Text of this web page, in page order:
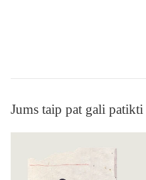
Jums taip pat gali patikti